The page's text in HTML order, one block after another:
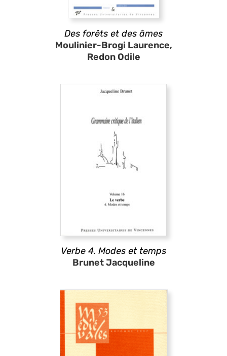
Des forêts et des âmes
Moulinier-Brogi Laurence,
Redon Odile
Verbe 4. Modes et temps
Brunet Jacqueline